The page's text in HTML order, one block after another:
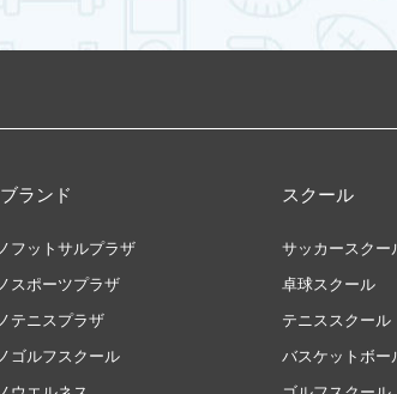
ランド
フットサルプラザ
スポーツプラザ
テニスプラザ
ゴルフスクール
スクール
サッカースクー
卓球スクール
テニススクール
バスケットボー